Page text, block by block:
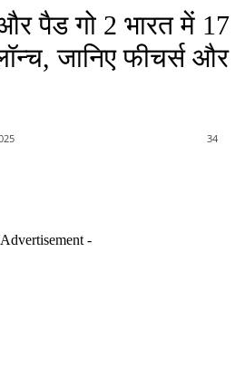
पैड गो 2 भारत में 17
जानिए फीचर्स और
34
-